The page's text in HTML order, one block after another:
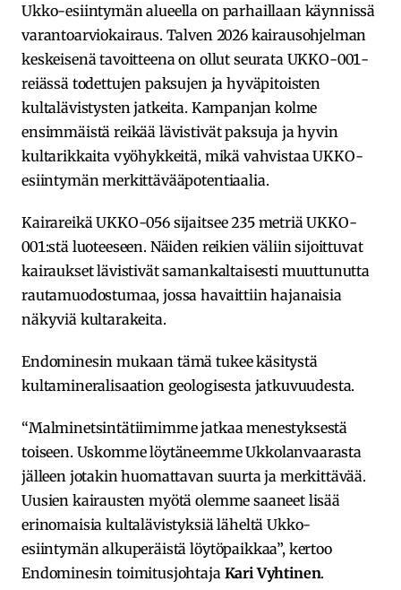
Ukko-esiintymän alueella on parhaillaan käynnissä
varantoarviokairaus. Talven 2026 kairausohjelman
keskeisenä tavoitteena on ollut seurata UKKO-001-
reiässä todettujen paksujen ja hyväpitoisten
kultalävistysten jatkeita. Kampanjan kolme
ensimmäistä reikää lävistivät paksuja ja hyvin
kultarikkaita vyöhykkeitä, mikä vahvistaa UKKO-
esiintymän merkittävääpotentiaalia.
Kairareikä UKKO-056 sijaitsee 235 metriä UKKO-
001:stä luoteeseen. Näiden reikien väliin sijoittuvat
kairaukset lävistivät samankaltaisesti muuttunutta
rautamuodostumaa, jossa havaittiin hajanaisia
näkyviä kultarakeita.
Endominesin mukaan tämä tukee käsitystä
kultamineralisaation geologisesta jatkuvuudesta.
“Malminetsintätiimimme jatkaa menestyksestä
toiseen. Uskomme löytäneemme Ukkolanvaarasta
jälleen jotakin huomattavan suurta ja merkittävää.
Uusien kairausten myötä olemme saaneet lisää
erinomaisia kultalävistyksiä läheltä Ukko-
esiintymän alkuperäistä löytöpaikkaa”, kertoo
Endominesin toimitusjohtaja Kari Vyhtinen.